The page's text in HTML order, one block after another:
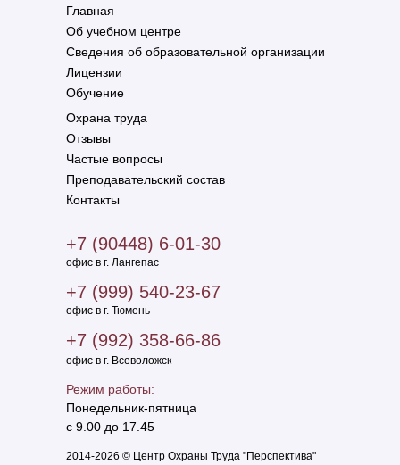
офис в г. Лангепас
офис в г. Тюмень
офис в г. Всеволожск
+7 (90448) 6-01-30
+7 (999) 540-23-67
+7 (992) 358-66-86
Охрана труда
Отзывы
Частые вопросы
Преподавательский состав
Контакты
Режим работы:
Понедельник-пятница
с 9.00 до 17.45
2014-2026 © Центр Охраны Труда "Перспектива"
Главная
Об учебном центре
Сведения об образовательной организации
Лицензии
Обучение